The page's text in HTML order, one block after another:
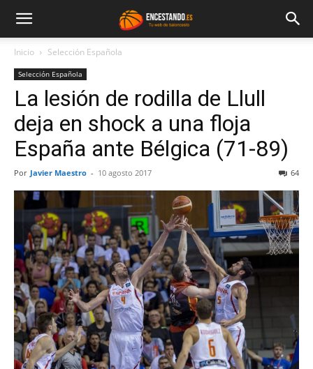
Inicio Selección Española
Selección Española
La lesión de rodilla de Llull
deja en shock a una floja
España ante Bélgica (71-89)
Por Javier Maestro - 10 agosto 2017 64